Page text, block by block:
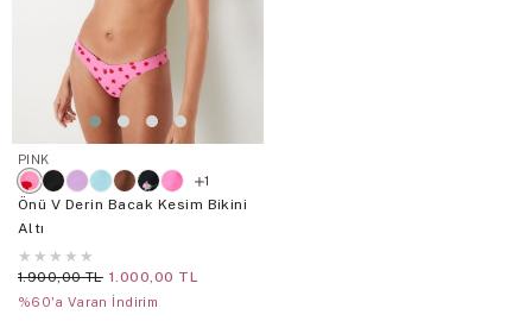
PINK
1
Önü V Derin Bacak Kesim Bikini
Altı
★ ★ ★ ★ ★
1.900,00 TL 1.000,00 TL
%60'a Varan İndirim